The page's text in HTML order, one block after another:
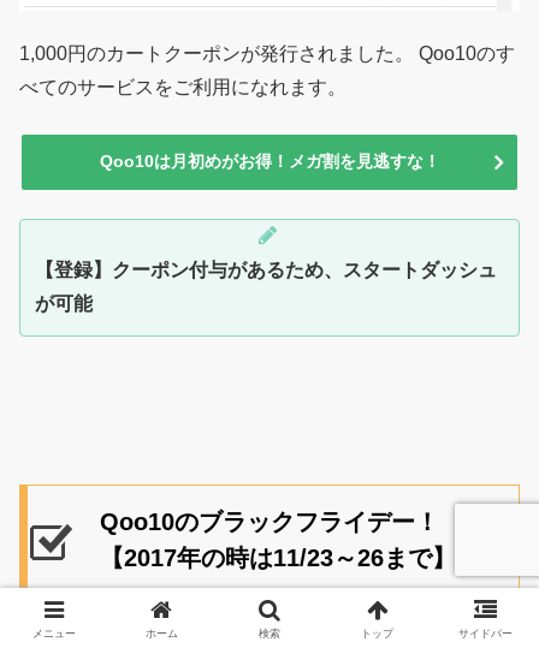
1,000円のカートクーポンが発行されました。 Qoo10のす
べてのサービスをご利用になれます。
Qoo10は月初めがお得！メガ割を見逃すな！
【登録】クーポン付与があるため、スタートダッシュ
が可能
Qoo10のブラックフライデー！
【2017年の時は11/23～26まで】
メニュー ホーム 検索 トップ サイドバー